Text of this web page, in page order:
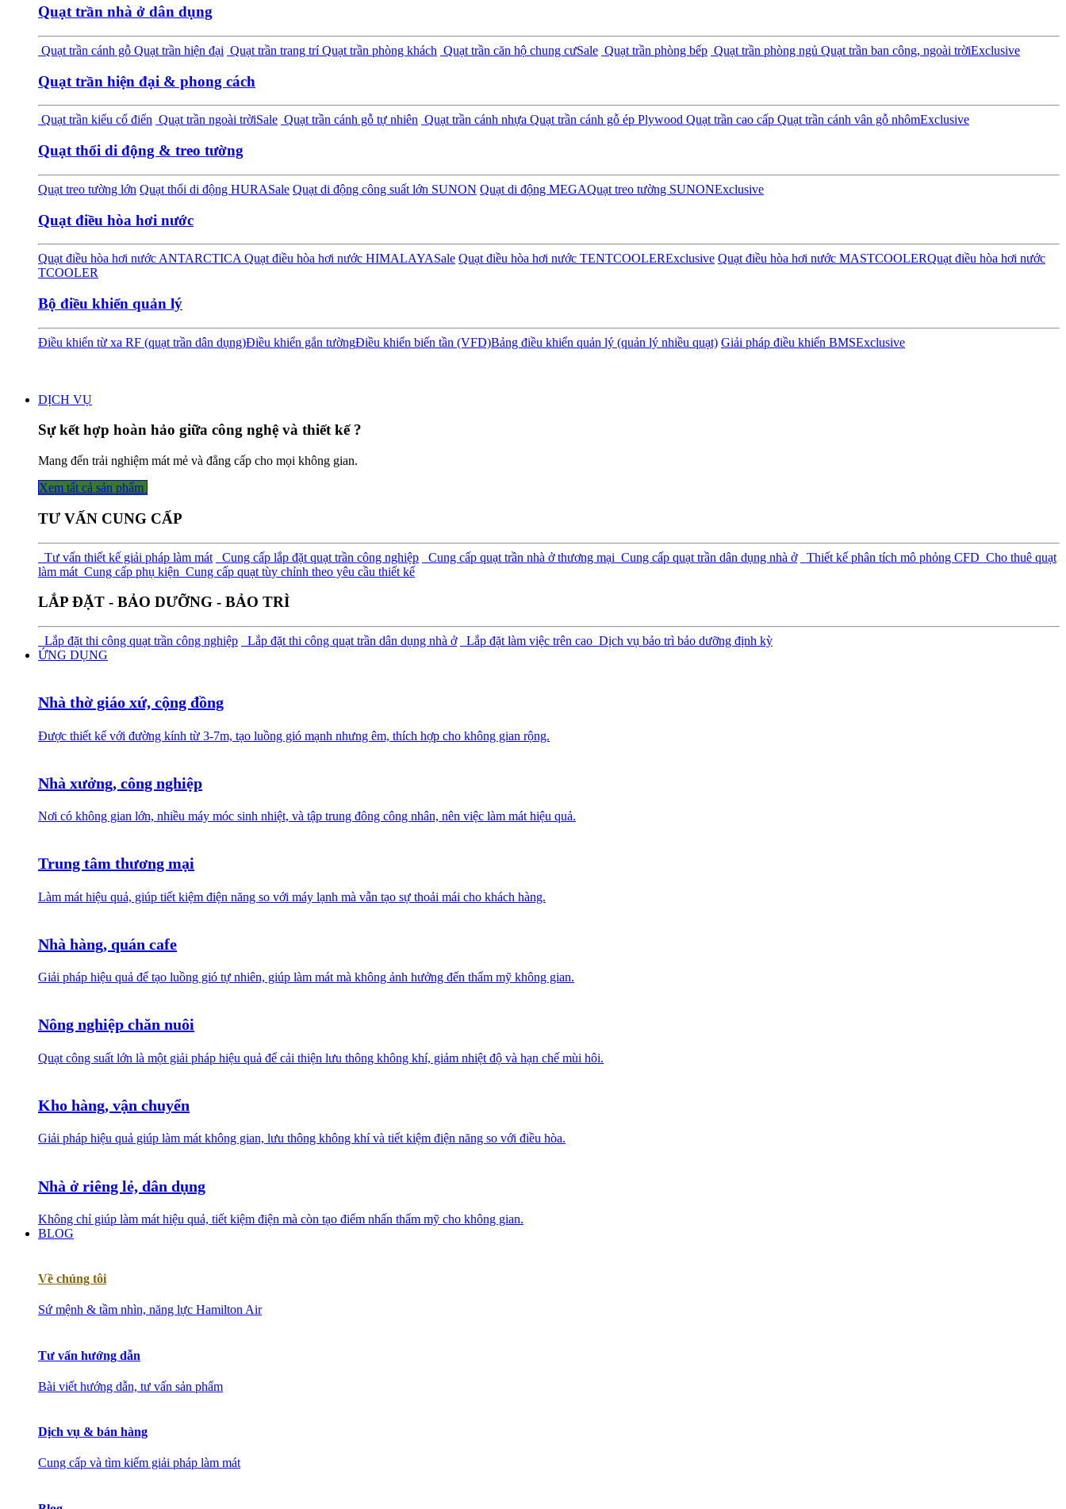
Quạt trần nhà ở dân dụng
Quạt trần cánh gỗ Quạt trần hiện đại Quạt trần trang tríQuạt trần phòng khách Quạt trần căn hộ chung cưSale Quạt trần phòng bếp Quạt trần phòng ngủ Quạt trần ban công, ngoài trờiExclusive
Quạt trần hiện đại & phong cách
Quạt trần kiểu cổ điển Quạt trần ngoài trờiSale Quạt trần cánh gỗ tự nhiên Quạt trần cánh nhựa Quạt trần cánh gỗ ép Plywood Quạt trần cao cấp Quạt trần cánh vân gỗ nhômExclusive
Quạt thổi di động & treo tường
Quạt treo tường lớn Quạt thổi di động HURASale Quạt di động công suất lớn SUNON Quạt di động MEGAQuạt treo tường SUNONExclusive
Quạt điều hòa hơi nước
Quạt điều hòa hơi nước ANTARCTICA Quạt điều hòa hơi nước HIMALAYASale Quạt điều hòa hơi nước TENTCOOLERExclusive Quạt điều hòa hơi nước MASTCOOLERQuạt điều hòa hơi nước
TCOOLER
Bộ điều khiển quản lý
Điều khiển từ xa RF (quạt trần dân dụng)Điều khiển gắn tườngĐiều khiển biến tần (VFD)Bảng điều khiển quản lý (quản lý nhiều quạt) Giải pháp điều khiển BMSExclusive
DỊCH VỤ
Sự kết hợp hoàn hảo giữa công nghệ và thiết kế ?
Mang đến trải nghiệm mát mẻ và đẳng cấp cho mọi không gian.
Xem tất cả sả​​​​n phẩm
TƯ VẤN CUNG CẤP
Tư vấn thiết kế giải pháp làm mát Cung cấp lắp đặt quạt trần công nghiệp Cung cấp quạt trần nhà ở thương mại Cung cấp quạt trần dân dụng nhà ở Thiết kế phân tích mô phỏng CFD Cho thuê quạt
làm mát Cung cấp phụ kiện Cung cấp quạt tùy chỉnh theo yêu cầu thiết kế
LẮP ĐẶT - BẢO DƯỠNG - BẢO TRÌ
Lắp đặt thi công quạt trần công nghiệp Lắp đặt thi công quạt trần dân dụng nhà ở Lắp đặt làm việc trên cao Dịch vụ bảo trì bảo dưỡng định kỳ
ỨNG DỤNG
Nhà thờ giáo xứ, cộng đồng
Được thiết kế với đường kính từ 3-7m, tạo luồng gió mạnh nhưng êm, thích hợp cho không gian rộng.
Nhà xưởng, công nghiệp
Nơi có không gian lớn, nhiều máy móc sinh nhiệt, và tập trung đông công nhân, nên việc làm mát hiệu quả.
Trung tâm thương mại
Làm mát hiệu quả, giúp tiết kiệm điện năng so với máy lạnh mà vẫn tạo sự thoải mái cho khách hàng.
Nhà hàng, quán cafe
Giải pháp hiệu quả để tạo luồng gió tự nhiên, giúp làm mát mà không ảnh hưởng đến thẩm mỹ không gian.
Nông nghiệp chăn nuôi
Quạt công suất lớn là một giải pháp hiệu quả để cải thiện lưu thông không khí, giảm nhiệt độ và hạn chế mùi hôi.
Kho hàng, vận chuyển
Giải pháp hiệu quả giúp làm mát không gian, lưu thông không khí và tiết kiệm điện năng so với điều hòa.
Nhà ở riêng lẻ, dân dụng
Không chỉ giúp làm mát hiệu quả, tiết kiệm điện mà còn tạo điểm nhấn thẩm mỹ cho không gian.
BLOG
Về chúng tôi
Sứ mệnh & tầm nhìn, năng lực Hamilton Air
Tư vấn hướng dẫn
Bài viết hướng dẫn, tư vấn sản phẩm
Dịch vụ & bán hàng
Cung cấp và tìm kiếm giải pháp làm mát